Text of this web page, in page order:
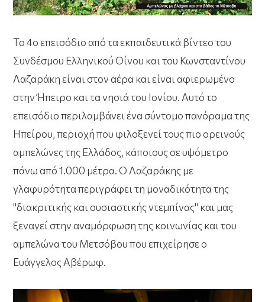
Το 4ο επεισόδιο από τα εκπαιδευτικά βίντεο του
Συνδέσμου Ελληνικού Οίνου και του Κωνσταντίνου
Λαζαράκη είναι στον αέρα και είναι αφιερωμένο
στην Ήπειρο και τα νησιά του Ιονίου. Αυτό το
επεισόδιο περιλαμβάνει ένα σύντομο πανόραμα της
Ηπείρου, περιοχή που φιλοξενεί τους πιο ορεινούς
αμπελώνες της Ελλάδος, κάποιους σε υψόμετρο
πάνω από 1.000 μέτρα. Ο Λαζαράκης με
γλαφυρότητα περιγράφει τη μοναδικότητα της
"διακριτικής και ουσιαστικής ντεμπίνας" και μας
ξεναγεί στην αναμόρφωση της κοινωνίας και του
αμπελώνα του Μετσόβου που επιχείρησε ο
Ευάγγελος Αβέρωφ.